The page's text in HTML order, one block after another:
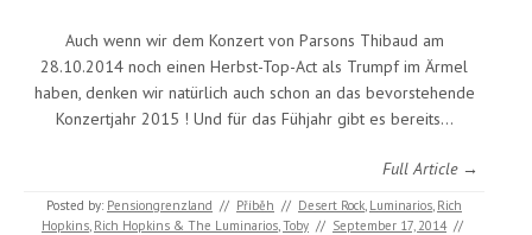
Auch wenn wir dem Konzert von Parsons Thibaud am
28.10.2014 noch einen Herbst-Top-Act als Trumpf im Ärmel
haben, denken wir natürlich auch schon an das bevorstehende
Konzertjahr 2015 ! Und für das Fühjahr gibt es bereits…
Full Article →
Posted by: Pensiongrenzland // Příběh // Desert Rock, Luminarios, Rich
Hopkins, Rich Hopkins & The Luminarios,Toby // September 17, 2014 //